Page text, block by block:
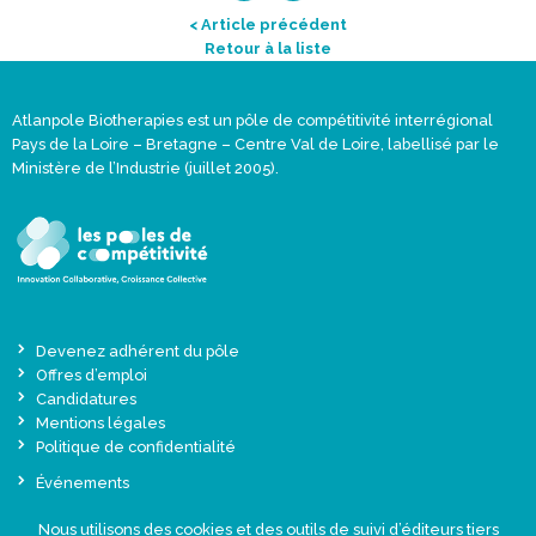
< Article précédent
Retour à la liste
Atlanpole Biotherapies est un pôle de compétitivité interrégional
Pays de la Loire – Bretagne – Centre Val de Loire, labellisé par le
Ministère de l’Industrie (juillet 2005).
Devenez adhérent du pôle
Offres d’emploi
Candidatures
Mentions légales
Politique de confidentialité
Événements
Une offre globale sur-mesure
Nous utilisons des cookies et des outils de suivi d’éditeurs tiers